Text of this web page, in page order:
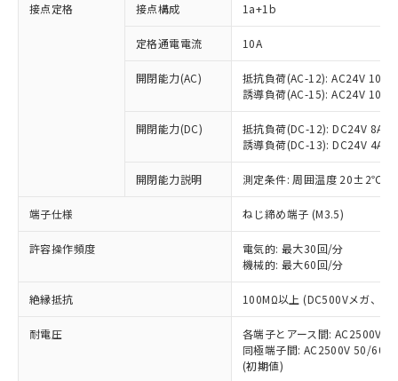
接点定格 接点構成 1a+1b
定格通電電流 10A
開閉能力(AC)
抵抗負荷(AC-12): AC24V 10A/
誘導負荷(AC-15): AC24V
開閉能力(DC)
抵抗負荷(DC-12): DC24V 8A/
誘導負荷(DC-13): DC24V 4A/
開閉能力説明 測定条件: 周囲温度 20±2℃、
端子仕様 ねじ締め端子 (M3.5)
許容操作頻度
電気的: 最大30回/分
機械的: 最大60回/分
絶縁抵抗 100MΩ以上 (DC500Vメガ、点
耐電圧
各端子とアース間: AC2500V
同極端子間: AC2500V 50/
(初期値)
ご利用条件
ご利用ください。
本サービスは、当社制御機器事業取扱
商品の当社在庫状況および標準価格
(税抜)を提供させていただくもので
当社制御機器事業取扱商品の中には、
本サービスの対象外となる商品もある
ことをご了承ください。
在庫状況および標準価格照会結果は、
対応済み：EU RoHS指令（10物質）の
非含有に対応した製品が提供可能な商品で
対応予定：EU RoHS指令（10物質）の非含
有に対応した製品に切り替える予定のある
対応予定なし：EU RoHS指令（10物質）の
非含有に非対応の商品で、対応品を出す予
定はありません。
調査・確認中：EU RoHS指令（10物質）の
非含有の対応状況を調査中または確認中の
害物質有無と関係のない商品です。
仕入先様の事情により、非含有部品として
いたものが、含有品と判明した場合などや
むを得ず変更することがあります。
※1 中国RoHS○×表
「○」：最大均質材料含有率が中国RoHSの
基準値以下であることを示します。
「×」：最大均質材料含有率が中国RoHSの
基準値を超えていることを示します。
「－」：未確認です。当社販売部門へお問
当社は、これら貴社製品のうち、外国
為替および外国貿易法に定める商品